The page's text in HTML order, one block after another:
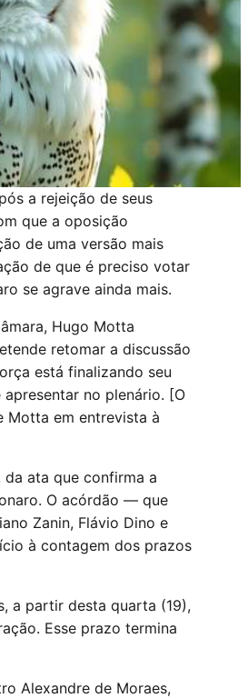
a rejeição de seus
que a oposição
de uma versão mais
de que é preciso votar
se agrave ainda mais.
Hugo Motta
retomar a discussão
está finalizando seu
no plenário. [O
Motta em entrevista à
ata que confirma a
O acórdão — que
Zanin, Flávio Dino e
à contagem dos prazos
a partir desta quarta (19),
Esse prazo termina
Alexandre de Moraes,